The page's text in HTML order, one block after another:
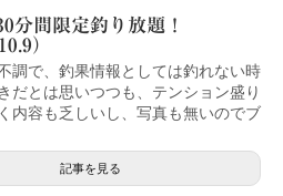
分間限定釣り放題！
）
調で、釣果情報としては釣れない時
だとは思いつつも、テンション盛り
内容も乏しいし、写真も無いのでブ
記事を見る